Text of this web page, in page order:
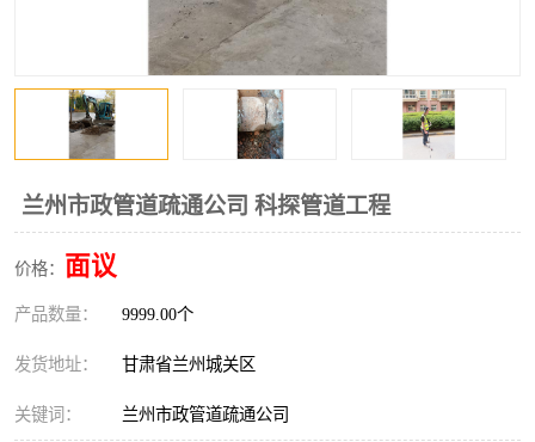
兰州市政管道疏通公司 科探管道工程
价格： 面议
产品数量： 9999.00个
发货地址： 甘肃省兰州城关区
关键词： 兰州市政管道疏通公司